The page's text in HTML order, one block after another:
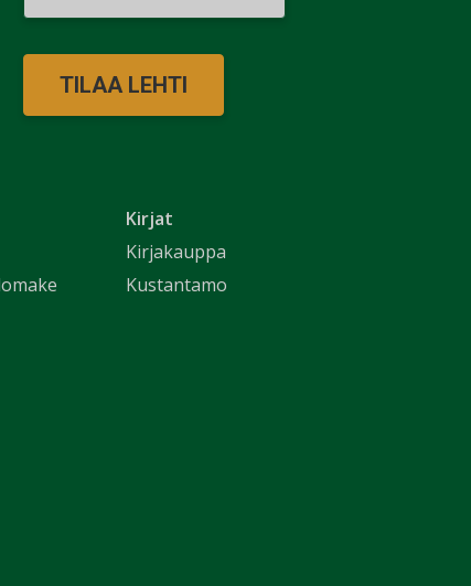
Kirjat
Kirjakauppa
Kustantamo
TILAA LEHTI